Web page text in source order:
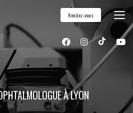
Rendez-vous
À LYON